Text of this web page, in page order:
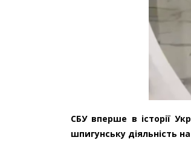
СБУ вперше в історії
шпигунську діяльність